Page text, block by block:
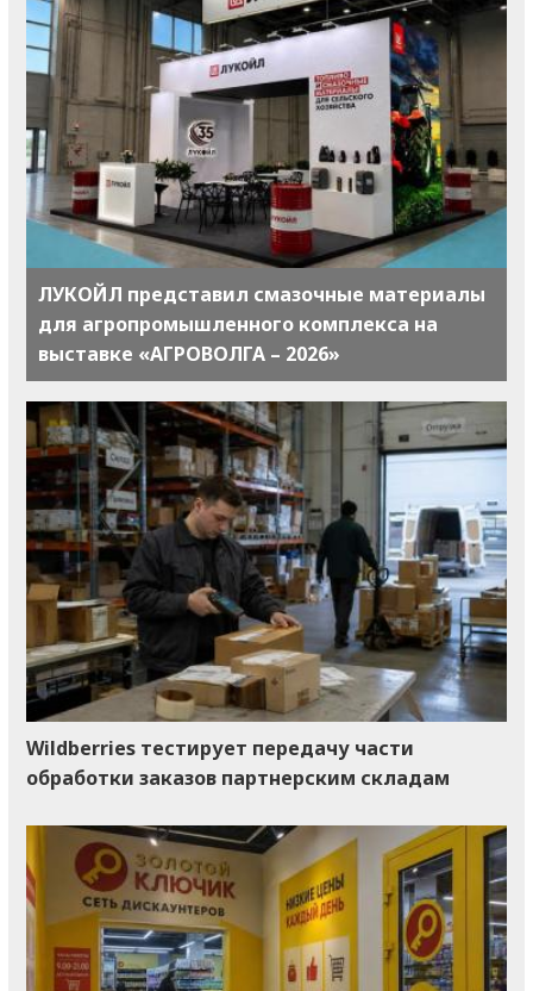
ЛУКОЙЛ представил смазочные материалы
для агропромышленного комплекса на
выставке «АГРОВОЛГА – 2026»
Wildberries тестирует передачу части
обработки заказов партнерским складам